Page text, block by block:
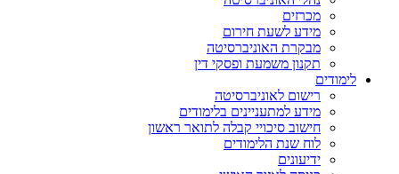
מכרזים
מידע לשעת חירום
מבקרת האוניברסיטה
תקנון משמעת ופסקי דין
לימודים
רישום לאוניברסיטה
מידע למתעניינים בלימודים
חישוב סיכויי קבלה לתואר ראשון
לוח שנת הלימודים
ידיעונים